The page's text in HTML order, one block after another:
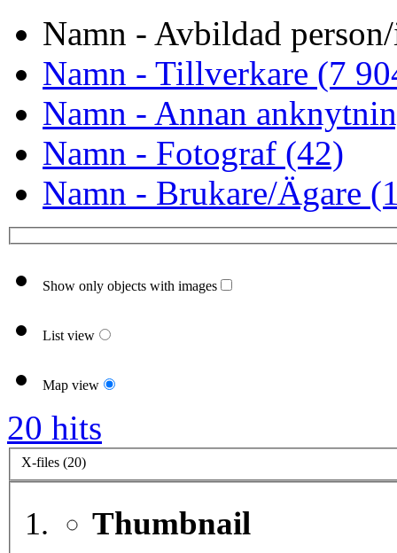
Namn - Avbildad
Namn - Tillverkare (7
Namn - Annan
Namn - Fotograf (42)
Namn - Brukare/Ägare
Show only objects with images
List view
Map view
20 hits
X-files (20)
Thumbnail